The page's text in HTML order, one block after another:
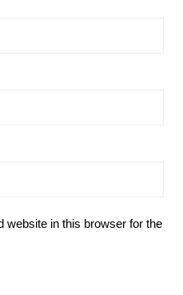
website in this browser for the